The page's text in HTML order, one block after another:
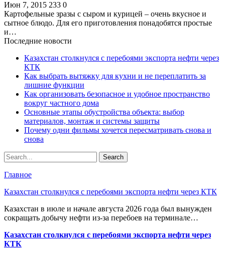
Июн 7, 2015 233 0
Картофельные зразы с сыром и курицей – очень вкусное и
сытное блюдо. Для его приготовления понадобятся простые
и…
Последние новости
Казахстан столкнулся с перебоями экспорта нефти через
КТК
Как выбрать вытяжку для кухни и не переплатить за
лишние функции
Как организовать безопасное и удобное пространство
вокруг частного дома
Основные этапы обустройства объекта: выбор
материалов, монтаж и системы защиты
Почему одни фильмы хочется пересматривать снова и
снова
Главное
Казахстан столкнулся с перебоями экспорта нефти через КТК
Казахстан в июле и начале августа 2026 года был вынужден
сокращать добычу нефти из-за перебоев на терминале…
Казахстан столкнулся с перебоями экспорта нефти через
КТК